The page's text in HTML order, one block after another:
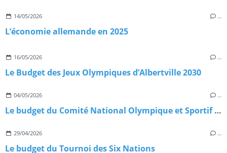
14/05/2026 …
L’économie allemande en 2025
16/05/2026 …
Le Budget des Jeux Olympiques d’Albertville 2030
04/05/2026 …
Le budget du Comité National Olympique et Sportif du Cameroun
29/04/2026 …
Le budget du Tournoi des Six Nations